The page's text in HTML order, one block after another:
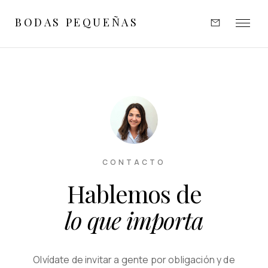
BODAS PEQUEÑAS
CONTACTO
Hablemos de
lo que importa
Olvídate de invitar a gente por obligación y de